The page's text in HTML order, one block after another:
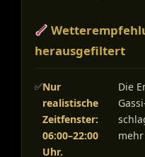
herausgefiltert
Nur
realistische
Zeitfenster:
06:00–22:00
Uhr.
Die
mehr